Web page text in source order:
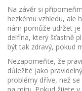
Na závěr si
hezkému vzhledu, ale
nám pomůže udržet je
delfína, který šťastně
být tak zdravý, pokud
Nezapomeňte, že
důležité jako
problémy dříve, než